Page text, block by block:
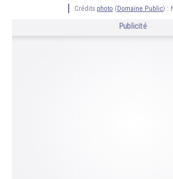
Crédits photo (Domaine Public) :
Publicité